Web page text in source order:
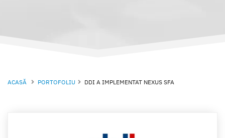
ACASĂ PORTOFOLIU DDI A IMPLEMENTAT NEXUS SFA